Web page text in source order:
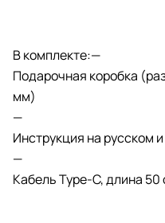
В комплекте:—
Подарочная коробка
мм)
—
Инструкция на русском
—
Кабель Type-C, длина 50